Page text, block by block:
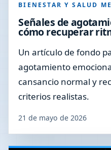
BIENESTAR Y SALUD
Señales de
cómo recuperar
Un artículo de fondo
agotamiento
cansancio normal y
criterios realistas.
21 de mayo de 2026